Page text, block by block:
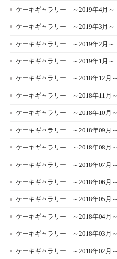
ケーキギャラリー ～2019年4月～
ケーキギャラリー ～2019年3月～
ケーキギャラリー ～2019年2月～
ケーキギャラリー ～2019年1月～
ケーキギャラリー ～2018年12月～
ケーキギャラリー ～2018年11月～
ケーキギャラリー ～2018年10月～
ケーキギャラリー ～2018年09月～
ケーキギャラリー ～2018年08月～
ケーキギャラリー ～2018年07月～
ケーキギャラリー ～2018年06月～
ケーキギャラリー ～2018年05月～
ケーキギャラリー ～2018年04月～
ケーキギャラリー ～2018年03月～
ケーキギャラリー ～2018年02月～